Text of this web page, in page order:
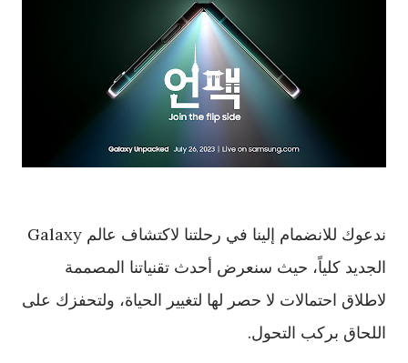
ندعوك للانضمام إلينا في رحلتنا لاكتشاف عالم Galaxy
الجديد كلياً، حيث سنعرض أحدث تقنياتنا المصممة
لاطلاق احتمالات لا حصر لها لتغيير الحياة، ولتحفزك على
اللحاق بركب التحول.